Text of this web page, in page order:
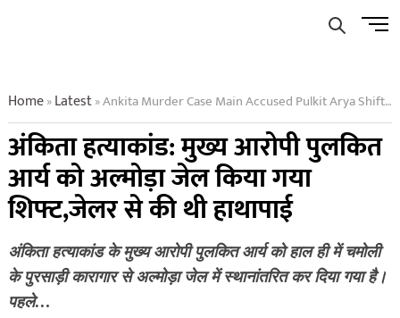
Menu
Home»Latest»Ankita Murder Case Main Accused Pulkit Arya Shifted To Almora Jail Had Scuffle With Jailer
अंकिता हत्याकांड: मुख्य आरोपी पुलकित
आर्य को अल्मोड़ा जेल किया गया
शिफ्ट,जेलर से की थी हाथापाई
अंकिता हत्याकांड के मुख्य आरोपी पुलकित आर्य को हाल ही में चमोली
के पुरसाड़ी कारागार से अल्मोड़ा जेल में स्थानांतरित कर दिया गया है।
पहले…